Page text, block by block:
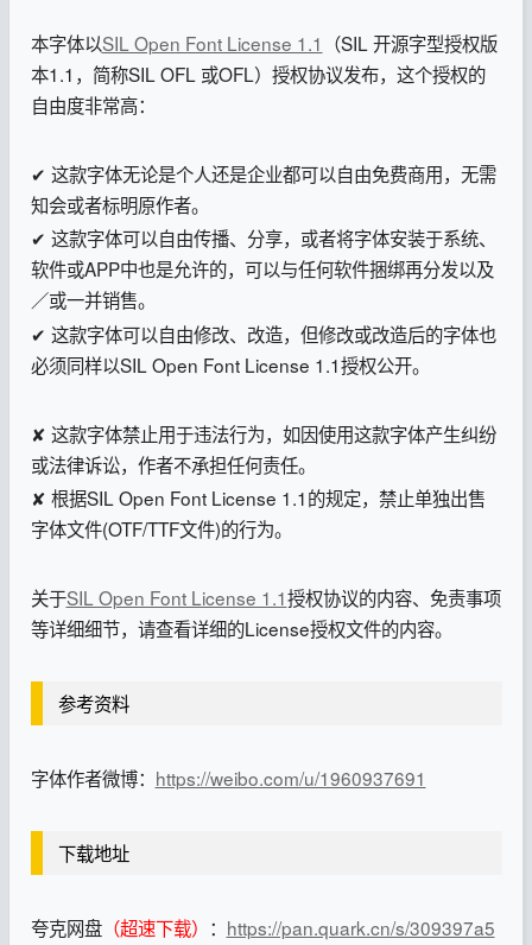
本字体以SIL Open Font License 1.1 （SIL 开源字型授权版
本1.1，简称SIL OFL 或OFL）授权协议发布，这个授权的
自由度非常高：
✔ 这款字体无论是个人还是企业都可以自由免费商用，无需
知会或者标明原作者。
✔ 这款字体可以自由传播、分享，或者将字体安装于系统、
软件或APP中也是允许的，可以与任何软件捆绑再分发以及
／或一并销售。
✔ 这款字体可以自由修改、改造，但修改或改造后的字体也
必须同样以SIL Open Font License 1.1授权公开。
✘ 这款字体禁止用于违法行为，如因使用这款字体产生纠纷
或法律诉讼，作者不承担任何责任。
✘ 根据SIL Open Font License 1.1的规定，禁止单独出售
字体文件(OTF/TTF文件)的行为。
关于SIL Open Font License 1.1授权协议的内容、免责事项
等详细细节，请查看详细的License授权文件的内容。
参考资料
字体作者微博： https://weibo.com/u/1960937691
下载地址
夸克网盘（超速下载） ： https://pan.quark.cn/s/309397a5